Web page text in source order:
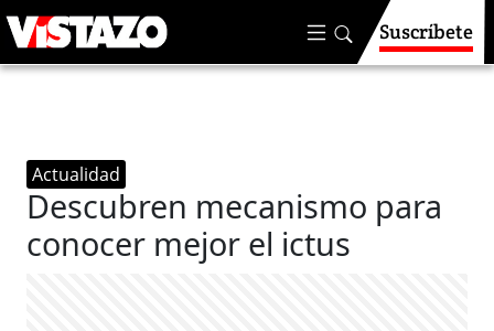
Suscríbete
Actualidad
Descubren mecanismo para
conocer mejor el ictus